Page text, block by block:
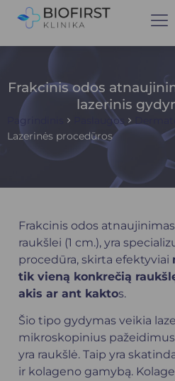
Frakcinis odos
lazerinis
Pagrindinis Paslaugos
Lazerinės procedūros
Frakcinis odos
raukšlei (1 cm.), yra
procedūra, skirta efektyviai
tik vieną konkrečią
akis ar ant kaktos.
Šio tipo gydymas veikia
mikroskopinius
yra raukšlė. Taip yra
ir kolageno gamybą.